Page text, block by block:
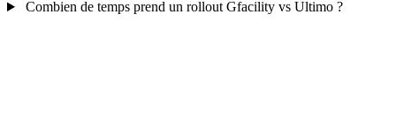
Combien de temps prend un rollout Gfacility vs Ultimo ?